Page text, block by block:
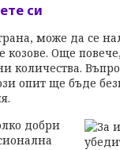
си
може да се
Още
количества.
опит ще бъде
добри